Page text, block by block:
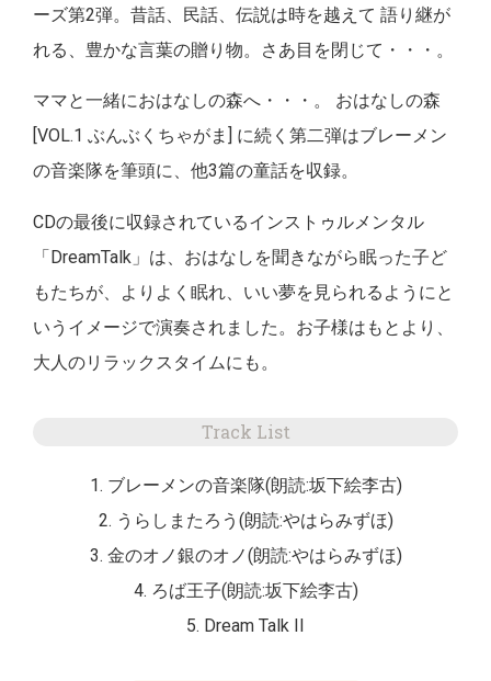
ーズ第2弾。昔話、民話、伝説は時を越えて 語り継が
れる、豊かな言葉の贈り物。さあ目を閉じて・・・。
ママと一緒におはなしの森へ・・・。 おはなしの森
[VOL.1 ぶんぶくちゃがま] に続く第二弾はブレーメン
の音楽隊を筆頭に、他3篇の童話を収録。
CDの最後に収録されているインストゥルメンタル
「DreamTalk」は、おはなしを聞きながら眠った子ど
もたちが、よりよく眠れ、いい夢を見られるようにと
いうイメージで演奏されました。お子様はもとより、
大人のリラックスタイムにも。
Track List
1. ブレーメンの音楽隊(朗読:坂下絵李古)
2. うらしまたろう(朗読:やはらみずほ)
3. 金のオノ銀のオノ(朗読:やはらみずほ)
4. ろば王子(朗読:坂下絵李古)
5. Dream Talk II